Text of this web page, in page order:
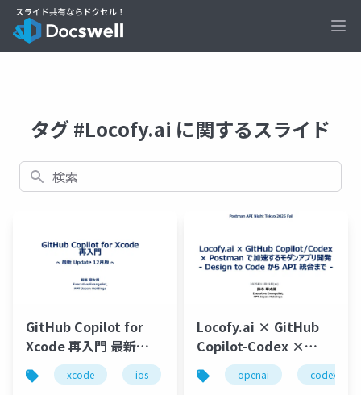
タグ #Locofy.ai に関するスライド
検索
GitHub Copilot for
Xcode 再入門 最新
Update 12月版
xcode ios github copilot figma
Locofy.ai × GitHub
Copilot-Codex ×
Postman で加速するモ
ダンアプリ開発
openai codex